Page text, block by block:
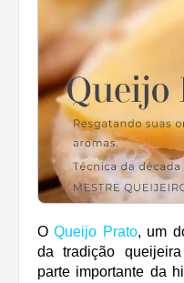
OQueijo Prato, um
da tradição
parte importante da